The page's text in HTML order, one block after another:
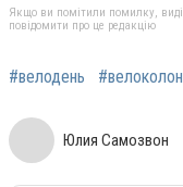
Якщо ви помітили помилку,
повідомити про це редакцію
#вeлодeнь
Юлия Самозвон